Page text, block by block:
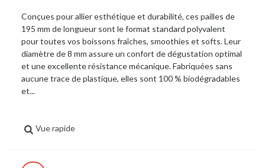
Conçues pour allier esthétique et durabilité, ces pailles de
195 mm de longueur sont le format standard polyvalent
pour toutes vos boissons fraîches, smoothies et softs. Leur
diamètre de 8 mm assure un confort de dégustation optimal
et une excellente résistance mécanique. Fabriquées sans
aucune trace de plastique, elles sont 100 % biodégradables
et...
Vue rapide